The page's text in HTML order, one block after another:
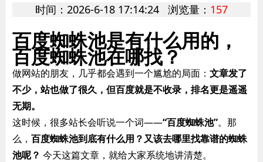
时间：2026-6-18 17:14:24 浏览量： 157
百度蜘蛛池是有什么用的，
百度蜘蛛池在哪找？
做网站的朋友，几乎都会遇到一个尴尬的局面： 文章发了
不少，站也做了很久，但百度就是不收录，排名更是遥遥
无期。
这时候，很多站长会听说一个词——“百度蜘蛛池”。那
么， 百度蜘蛛池到底有什么用？又该去哪里找靠谱的蜘蛛
池呢？ ​ 今天这篇文章，就给大家系统地讲清楚。